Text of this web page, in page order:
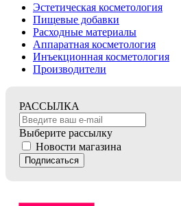
Эстетическая косметология
Пищевые добавки
Расходные материалы
Аппаратная косметология
Инъекционная косметология
Производители
РАССЫЛКА
Выберите рассылку
Новости магазина
Подписаться